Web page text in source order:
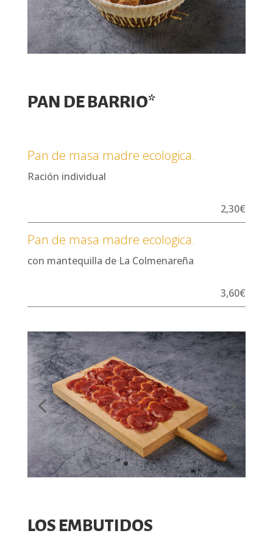
PAN DE BARRIO*
Pan de masa madre ecologica.
Ración individual
2,30€
Pan de masa madre ecologica.
con mantequilla de La Colmenareña
3,60€
LOS EMBUTIDOS